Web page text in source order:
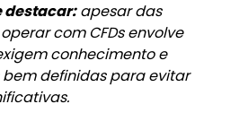
destacar:apesar das
com CFDs envolve
conhecimento e
definidas para evitar